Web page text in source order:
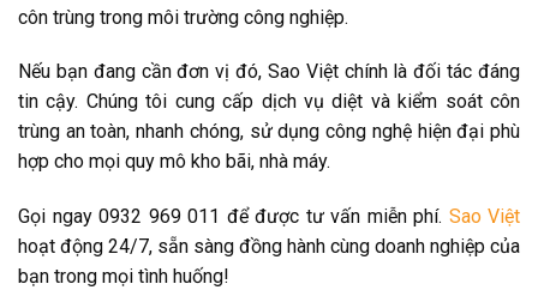
côn trùng trong môi trường công nghiệp.
Nếu bạn đang cần đơn vị đó, Sao Việt chính là đối tác đáng
tin cậy. Chúng tôi cung cấp dịch vụ diệt và kiểm soát côn
trùng an toàn, nhanh chóng, sử dụng công nghệ hiện đại phù
hợp cho mọi quy mô kho bãi, nhà máy.
Gọi ngay 0932 969 011 để được tư vấn miễn phí. Sao Việt
hoạt động 24/7, sẵn sàng đồng hành cùng doanh nghiệp của
bạn trong mọi tình huống!